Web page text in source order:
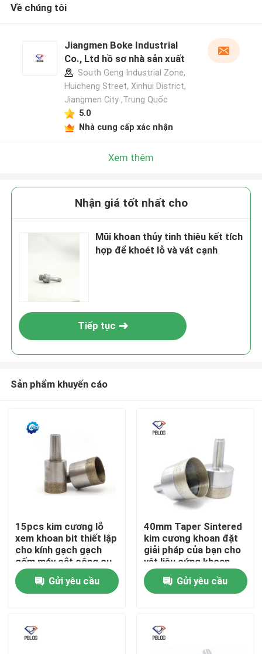
Để lại lời nhắn
Sản phẩm
Về chúng tôi
Jiangmen Boke Industrial
Co., Ltd hồ sơ nhà sản xuất
South Geng Industrial Zone,
Huicheng Street, Xinhui District,
Jiangmen City ,Trung Quốc
5.0
Nhà cung cấp xác nhận
Xem thêm
Nhận giá tốt nhất cho
Mũi khoan thủy tinh thiêu kết tích
hợp để khoét lỗ và vát cạnh
Tiếp tục
Sản phẩm khuyến cáo
15pcs kim cương lỗ
xem khoan bit thiết lập
cho kính gạch gạch
gốm máy cắt công cụ
bạc và khoan lỗ 3-
42mm Gửi yêu cầu
40mm Taper Sintered
kim cương khoan đặt
giải pháp của bạn cho
vật liệu cứng khoan
Gửi yêu cầu